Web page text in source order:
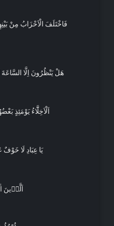
فَاخْتَلَفَ الْاَحْزَابُ مِنْ
هَلْ يَنْظُرُونَ اِلَّا السَّاعَةَ
اَلْاَخِلَّٓاءُ يَوْمَئِذٍ
يَا عِبَادِ لَا
اَلَّذ۪ينَ